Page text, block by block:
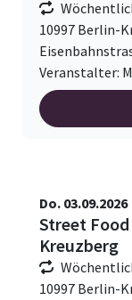
10997 Berlin-
Veranstalter:
Do. 03.09.2026
Street
Kreuzberg
10997 Berlin-